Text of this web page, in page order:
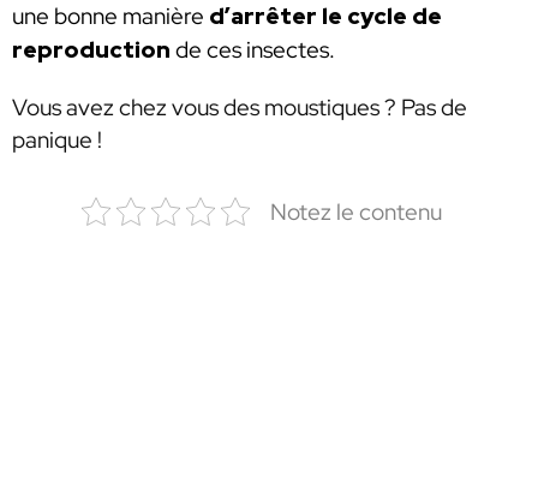
une bonne manière d’arrêter le cycle de
reproduction de ces insectes.
Vous avez chez vous des moustiques ? Pas de
panique !
Notez le contenu